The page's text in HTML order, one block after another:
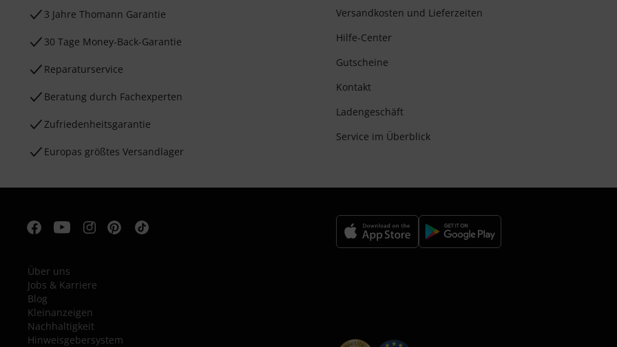
3 Jahre Thomann Garantie
30 Tage Money-Back-Garantie
Reparaturservice
Beratung durch Fachexperten
Zufriedenheitsgarantie
Europas größtes Versandlager
Versandkosten und Lieferzeiten
Hilfe-Center
Gutscheine
Kontakt
Ladengeschäft
Service im Überblick
Über uns
Jobs & Karriere
Blog
Kleinanzeigen
Nachhaltigkeit
Hinweisgebersystem